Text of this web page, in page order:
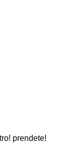
prendete!